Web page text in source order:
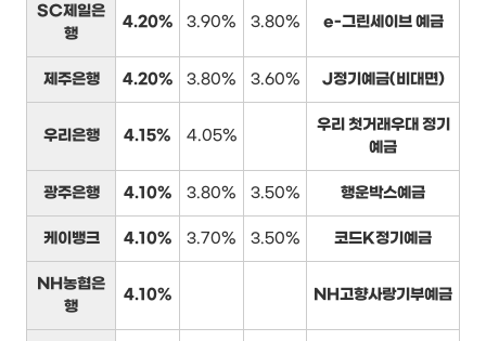
SC제일은
행
4.20% 3.90% 3.80% e-그린세이브 예금
제주은행 4.20% 3.80% 3.60% J정기예금(비대면)
우리은행 4.15% 4.05%
우리 첫거래우대 정기
예금
광주은행 4.10% 3.80% 3.50% 행운박스예금
케이뱅크 4.10% 3.70% 3.50% 코드K정기예금
NH농협은
행
4.10% NH고향사랑기부예금